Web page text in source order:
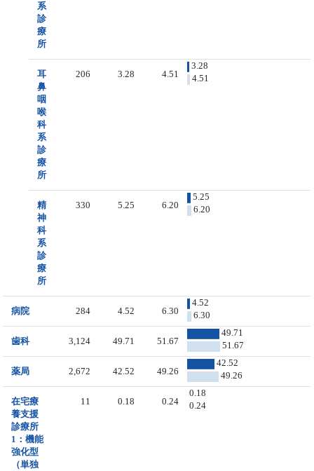
系
診
療
所
耳
鼻
咽
喉
科
系
診
療
所
206 3.28 4.51
3.28
4.51
精
神
科
系
診
療
所
330 5.25 6.20
5.25
6.20
病院 284 4.52 6.30
4.52
6.30
歯科 3,124 49.71 51.67
49.71
51.67
薬局 2,672 42.52 49.26
42.52
49.26
在宅療
養支援
診療所
1：機能
強化型
（単独
11 0.18 0.24
0.18
0.24